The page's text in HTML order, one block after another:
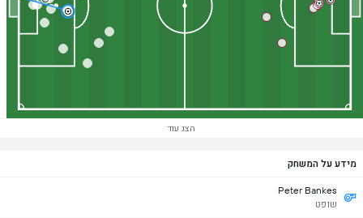
הצג עוד
מידע על המשחק
Peter Bankes
שופט